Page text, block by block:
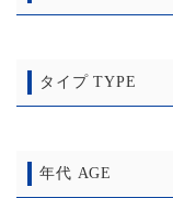
タイプ TYPE
年代 AGE